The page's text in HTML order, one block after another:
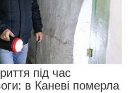
під час
в Каневі померла